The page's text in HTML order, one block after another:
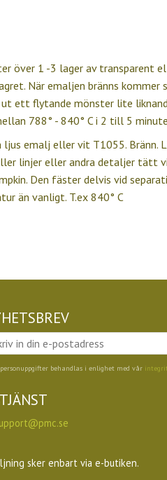
1 -3 lager av transparent
När emaljen bränns
ut ett flytande mönster lite
788° - 840° C i 2 till 5
emalj eller vit T1055. Bränn.
linjer eller andra detaljer tätt
Den fäster delvis vid
än vanligt. T.ex 840° C
behandlas i enlighet med vår
sker enbart via e-butiken.